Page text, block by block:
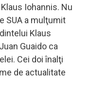
Iohannis. Nu
SUA a mulţumit
Klaus
Guaido ca
Cei doi înalţi
de actualitate